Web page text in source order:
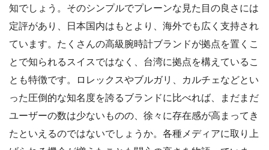
知でしょう。そのシンプルでプレーンな見た目の良さには
定評があり、日本国内はもとより、海外でも広く支持され
ています。たくさんの高級腕時計ブランドが拠点を置くこ
とで知られるスイスではなく、台湾に拠点を構えているこ
とも特徴です。ロレックスやブルガリ、カルチェなどとい
った圧倒的な知名度を誇るブランドに比べれば、まだまだ
ユーザーの数は少ないものの、徐々に存在感が高まってき
たといえるのではないでしょうか。各種メディアに取り上